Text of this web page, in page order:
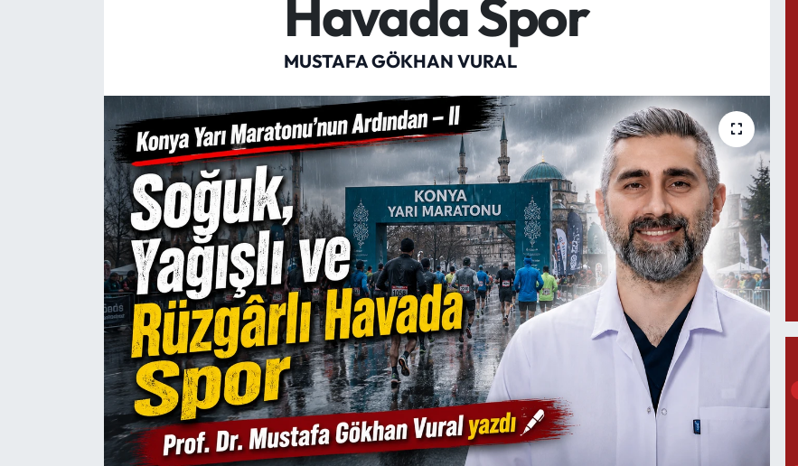
Havada Spor
MUSTAFA GÖKHAN VURAL
Köşe Yazıları
Karikatür Galeri
ASTROLOJİ
Spor Yazıları
Mektup Galeri
Ekonomi